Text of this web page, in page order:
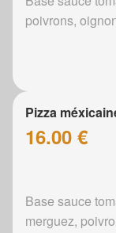
poivrons,
Pizza
16.00 €
Base sauce
merguez,